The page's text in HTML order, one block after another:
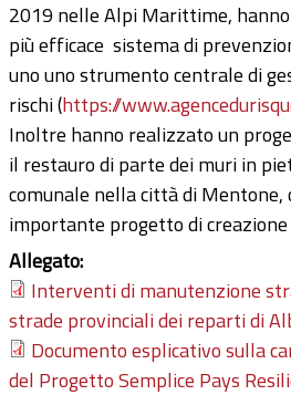
2019 nelle Alpi Marittime,
più efficace sistema di
uno uno strumento centrale di
rischi (https://
Inoltre hanno realizzato un
il restauro di parte dei muri in
comunale nella città di Mentone,
importante progetto di
Allegato:
Interventi di manutenzione
strade provinciali dei reparti di
Documento esplicativo sulla
del Progetto Semplice Pays